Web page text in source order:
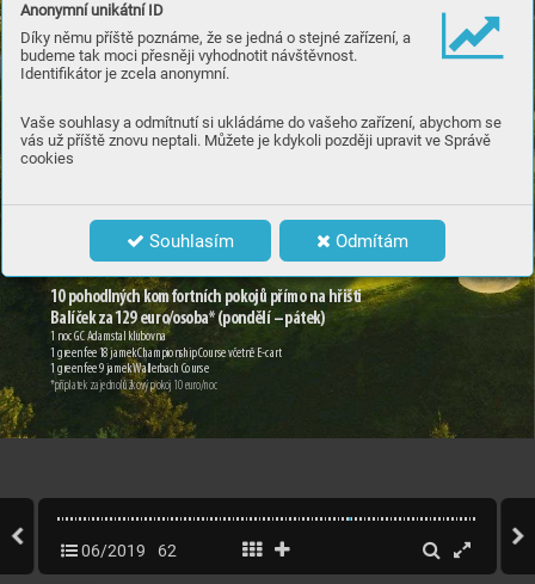
Anonymní unikátní ID
Díky němu příště poznáme, že se jedná o stejné zařízení, a
budeme tak moci přesněji vyhodnotit návštěvnost.
Identifikátor je zcela anonymní.
Vaše souhlasy a odmítnutí si ukládáme do vašeho zařízení, abychom se
vás už příště znovu neptali. Můžete je kdykoli později upravit ve Správě
cookies
Souhlasím Odmítám
1 0 pohodlných komfortních pokojů přímo na hřišti
Balíček za 129 euro/osoba* (pondělí – pátek)
1 noc GC Adamstal klubovna
1 green fee 18 jamek Championship Course včetně E-cart
1 green fee 9 jamek Wallerbach Course
*příplatek za jednolůžkový pokoj 10 euro/noc
06/2019 62